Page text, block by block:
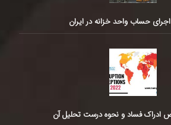
حساب واحد خزانه در ایران
فساد و نحوه درست تحلیل آن